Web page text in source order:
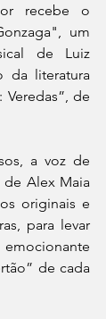
recebe o
um
de Luiz
da literatura
Veredas”, de
a voz de
Alex Maia
originais e
para levar
de cada